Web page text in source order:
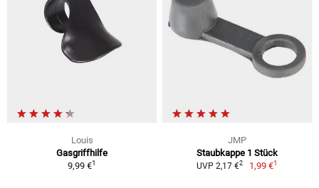
Louis
Gasgriffhilfe
9,99 €1
JMP
Staubkappe 1 Stück
UVP 2,17 €2 1,99 €1